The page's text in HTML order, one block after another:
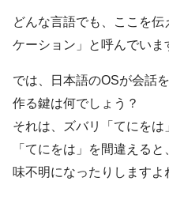
どんな言語でも、ここを
ケーション」と呼んでいま
では、日本語のOSが会話
作る鍵は何でしょう？
それは、ズバリ「てにをは
「てにをは」を間違える
味不明になったりしますよ